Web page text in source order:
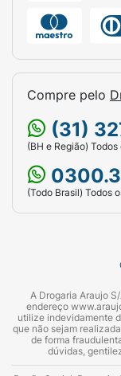
Compre pelo
(31)
(BH e Região)
(Todo Brasil) Todos
A Drogaria Araujo
endereço
utilize indevidamente
que não sejam
de forma
dúvidas,